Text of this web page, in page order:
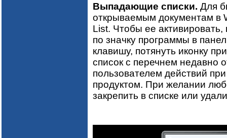
Выпадающие списки. Для
открываемым документам в
List. Чтобы ее
по значку программы в
клавишу, потянуть иконку
список с перечнем недавно
пользователем действий
продуктом. При желании
закрепить в списке или